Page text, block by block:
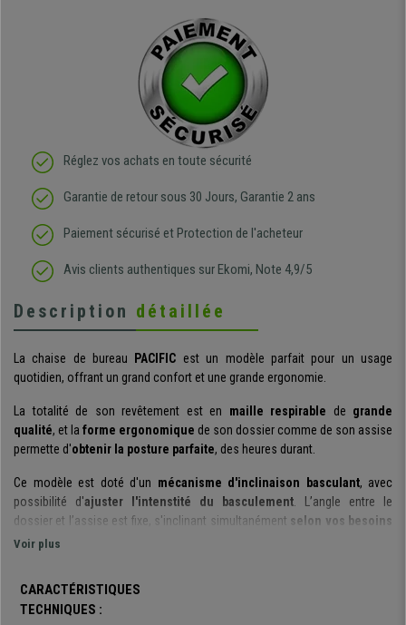
Réglez vos achats en toute sécurité
Garantie de retour sous 30 Jours, Garantie 2 ans
Paiement sécurisé et Protection de l'acheteur
Avis clients authentiques sur Ekomi, Note 4,9/5
Description détaillée
La chaise de bureau PACIFIC est un modèle parfait pour un usage
quotidien, offrant un grand confort et une grande ergonomie.
La totalité de son revêtement est en maille respirable de grande
qualité, et la forme ergonomique de son dossier comme de son assise
permette d'obtenir la posture parfaite, des heures durant.
Ce modèle est doté d'un mécanisme d'inclinaison basculant, avec
possibilité d'ajuster l'intenstité du basculement. L’angle entre le
dossier et l’assise est fixe, s'inclinant simultanément selon vos besoins
:l'intensité de l'inclinaison peut également être réglée
dans sa position initiale
Voir plus
CARACTÉRISTIQUES
TECHNIQUES :